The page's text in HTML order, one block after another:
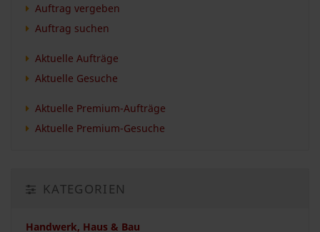
Auftrag vergeben
Auftrag suchen
Aktuelle Aufträge
Aktuelle Gesuche
Aktuelle Premium-Aufträge
Aktuelle Premium-Gesuche
KATEGORIEN
Handwerk, Haus & Bau